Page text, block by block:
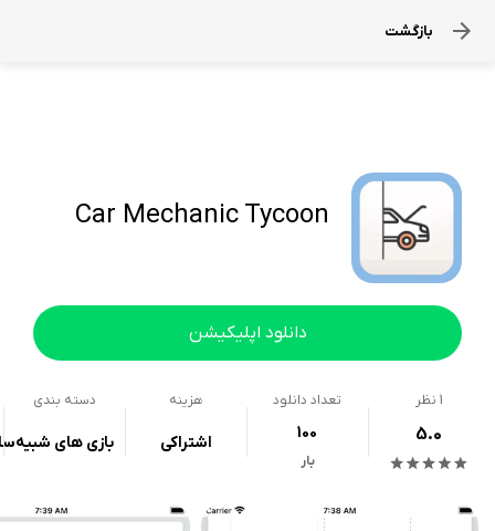
بازگشت
Car Mechanic Tycoon
دانلود اپلیکیشن
1 نظر
5.0
تعداد دانلود
100
بار
هزینه
اشتراکی
دسته بندی
بازی های